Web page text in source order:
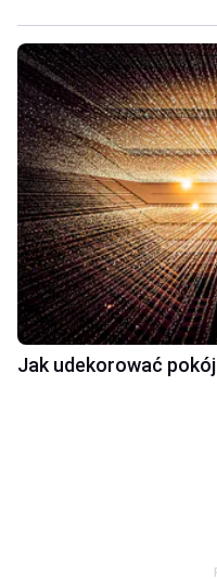
Jak udekorować pokój